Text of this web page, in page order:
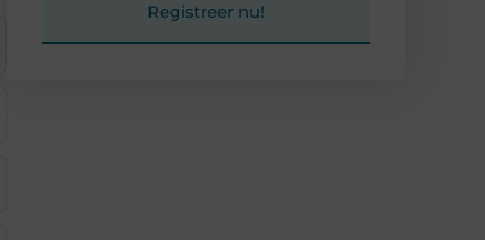
Registreer nu!